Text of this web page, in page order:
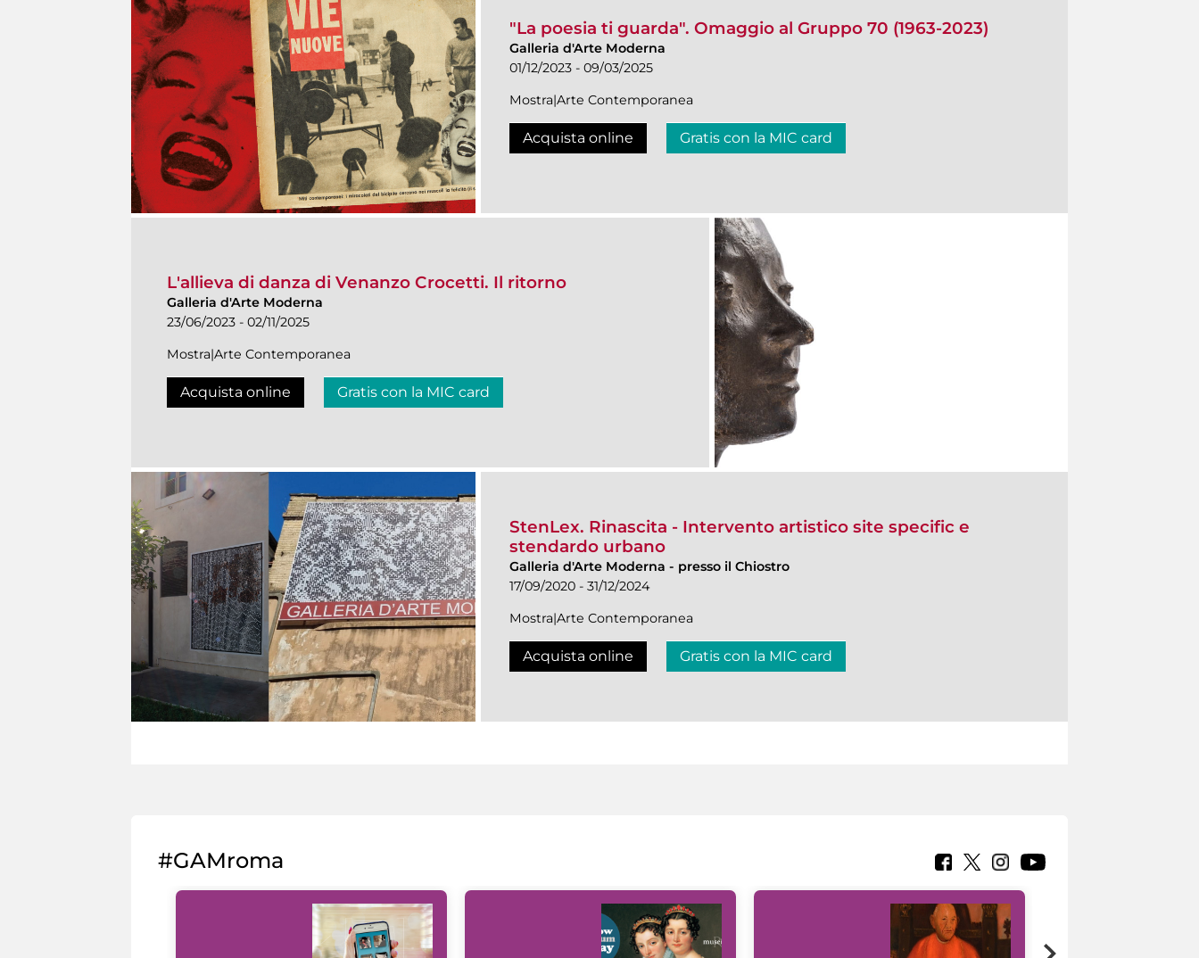
"La poesia ti guarda". Omaggio al Gruppo 70 (1963-2023)
Galleria d'Arte Moderna
01/12/2023 - 09/03/2025
Mostra|Arte Contemporanea
Acquista online Gratis con la MIC card
L'allieva di danza di Venanzo Crocetti. Il ritorno
Galleria d'Arte Moderna
23/06/2023 - 02/11/2025
Mostra|Arte Contemporanea
Acquista online Gratis con la MIC card
StenLex. Rinascita - Intervento artistico site specific e
stendardo urbano
Galleria d'Arte Moderna - presso il Chiostro
17/09/2020 - 31/12/2024
Mostra|Arte Contemporanea
Acquista online Gratis con la MIC card
#GAMroma